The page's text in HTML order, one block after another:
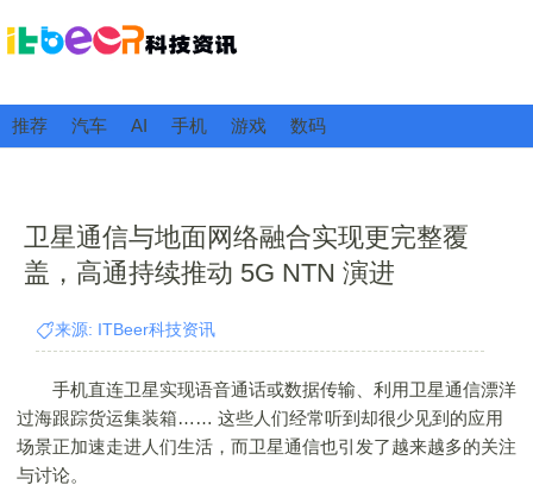
推荐 汽车 AI 手机 游戏 数码
卫星通信与地面网络融合实现更完整覆
盖，高通持续推动 5G NTN 演进
来源: ITBeer科技资讯
手机直连卫星实现语音通话或数据传输、利用卫星通信漂洋
过海跟踪货运集装箱…… 这些人们经常听到却很少见到的应用
场景正加速走进人们生活，而卫星通信也引发了越来越多的关注
与讨论。